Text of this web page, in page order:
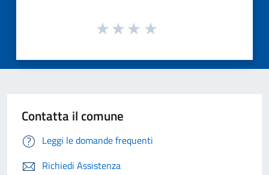
Contatta il comune
Leggi le domande frequenti
Richiedi Assistenza